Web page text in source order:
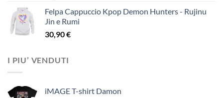
Felpa Cappuccio Kpop Demon Hunters - Rujinu
Jin e Rumi
30,90€
I PIU’ VENDUTI
iMAGE T-shirt Damon